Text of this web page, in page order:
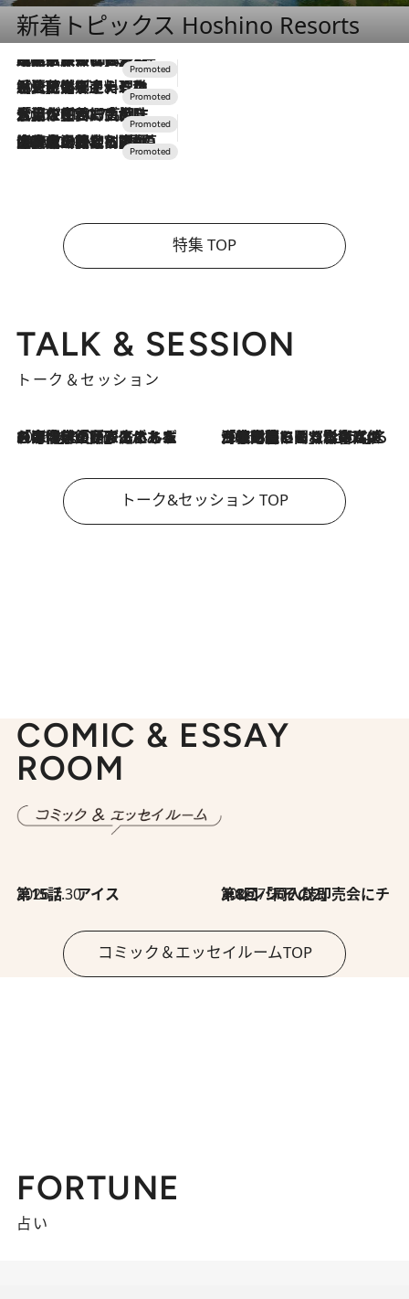
新着トピックス Hoshino Resorts
2026.7.31
【ホテル帰省】という選択肢をOMOが提案。家族とほどよい距離を保つには「昼は実家、夜は気兼ねなくホテルで！」
2026.7.24
【夏限定ディナーコース】旬を迎える稚鮎や花ズッキーニなどをイタリア・トスカーナの郷土料理の手法で満喫！
2026.7.17
「土佐和ハーブかき氷」がOMO7高知に登場！生姜、山椒、大葉など目にも舌にも涼を呼ぶ郷土の味
2026.7.10
NEW OPEN！【界 草津】名湯の地に誕生。趣の異なる2種の温泉と上州ならではの会席・蕎麦割烹など美食を味わう究極の癒やし旅
特集 TOP
TALK & SESSION
トーク＆セッション
2026.8.3
「今後値上げがあるとすれば…」「リスクがあるのは今年の冬」エネルギー専門家が語る、ホルムズ海峡封鎖が家庭にもたらす“ある心配” 2026.8.3
「住宅建てられない…」「サーチャージ料の高値が続いている」ホルムズ海峡封鎖による影響はいつまで続く？《エネルギー専門家に聞く“どうなる日本の暮らし”》
トーク&セッション TOP
COMIC & ESSAY
ROOM
2026.7.30
第15話 アイス 2026.7.30
第8回「同人誌即売会にチャレンジ その2」
コミック＆エッセイルームTOP
FORTUNE
占い